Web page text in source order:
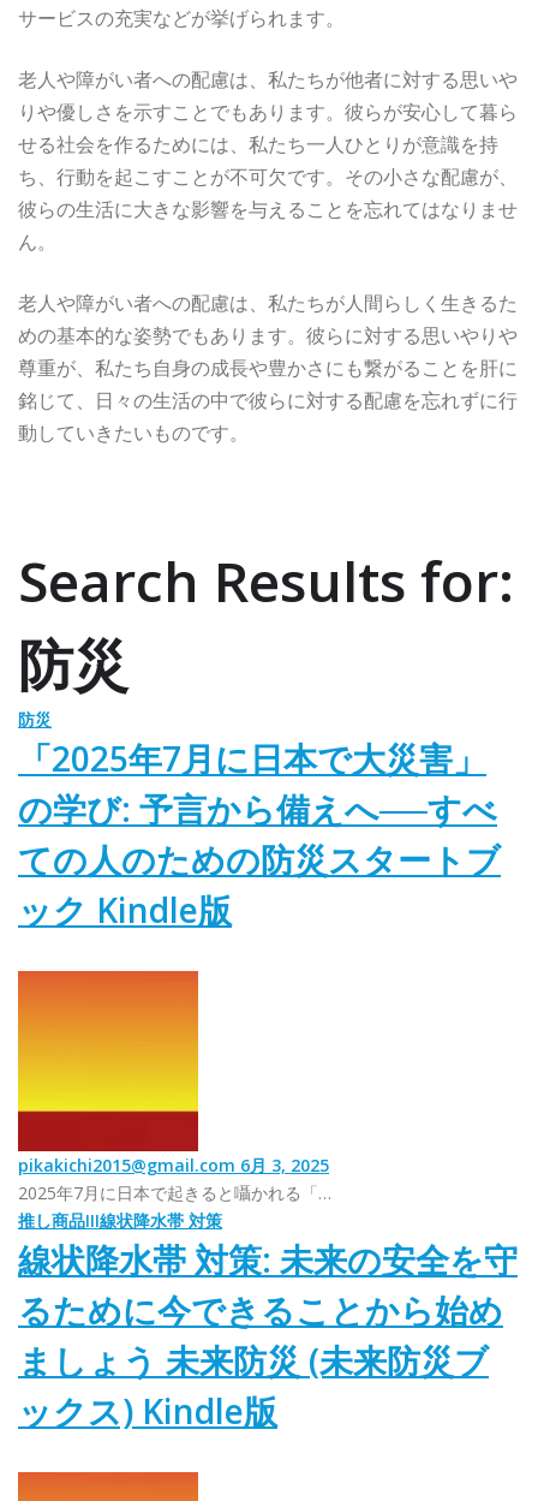
サービスの充実などが挙げられます。
老人や障がい者への配慮は、私たちが他者に対する思いや
りや優しさを示すことでもあります。彼らが安心して暮ら
せる社会を作るためには、私たち一人ひとりが意識を持
ち、行動を起こすことが不可欠です。その小さな配慮が、
彼らの生活に大きな影響を与えることを忘れてはなりませ
ん。
老人や障がい者への配慮は、私たちが人間らしく生きるた
めの基本的な姿勢でもあります。彼らに対する思いやりや
尊重が、私たち自身の成長や豊かさにも繋がることを肝に
銘じて、日々の生活の中で彼らに対する配慮を忘れずに行
動していきたいものです。
Search Results for:
防災
防災
「2025年7月に日本で大災害」
の学び: 予言から備えへ──すべ
ての人のための防災スタートブ
ック Kindle版
pikakichi2015@gmail.com 6月 3, 2025
2025年7月に日本で起きると囁かれる「…
推し商品III線状降水帯 対策
線状降水帯 対策: 未来の安全を守
るために今できることから始め
ましょう 未来防災 (未来防災ブ
ックス) Kindle版